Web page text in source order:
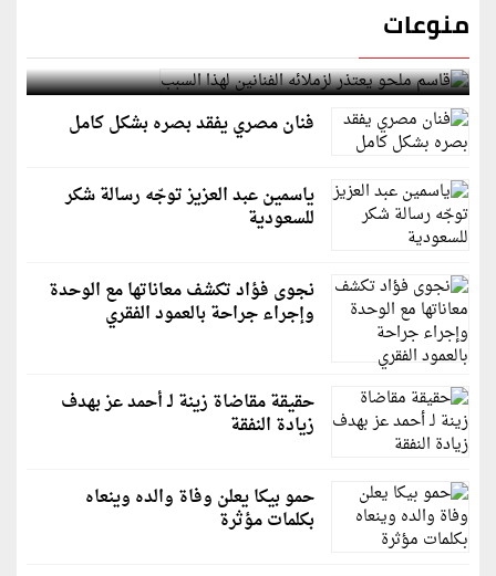
منوعات
قاسم ملحو يعتذر لزملائه الفنانين لهذا السبب
فنان مصري يفقد بصره بشكل كامل
ياسمين عبد العزيز توجّه رسالة شكر
للسعودية
نجوى فؤاد تكشف معاناتها مع الوحدة
وإجراء جراحة بالعمود الفقري
حقيقة مقاضاة زينة لـ أحمد عز بهدف
زيادة النفقة
حمو بيكا يعلن وفاة والده وينعاه
بكلمات مؤثرة